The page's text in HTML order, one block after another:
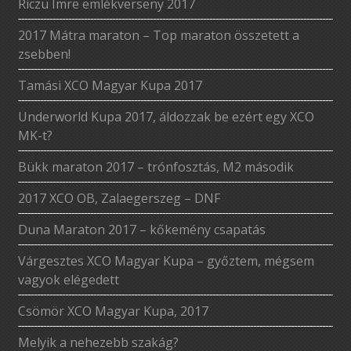
Riczu Imre emlékverseny 2017
2017 Mátra maraton – Top maraton összetett a
zsebben!
Tamási XCO Magyar Kupa 2017
Underworld Kupa 2017, áldozzak be ezért egy XCO
MK-t?
Bükk maraton 2017 – trónfosztás, M2 második
2017 XCO OB, Zalaegerszeg – DNF
Duna Maraton 2017 – kőkemény csapatás
Várgesztes XCO Magyar Kupa – győztem, mégsem
vagyok elégedett
Csömör XCO Magyar Kupa, 2017
Melyik a nehezebb szakág?